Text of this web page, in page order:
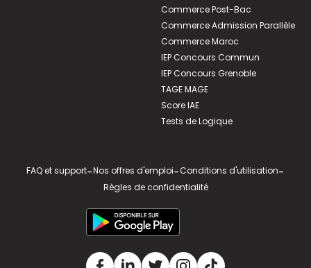
Commerce Post-Bac
Commerce Admission Parallèle
Commerce Maroc
IEP Concours Commun
IEP Concours Grenoble
TAGE MAGE
Score IAE
Tests de Logique
FAQ et support-Nos offres d'emploi-Conditions d'utilisation-
Règles de confidentialité